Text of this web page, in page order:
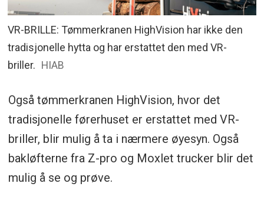
VR-BRILLE: Tømmerkranen HighVision har ikke den
tradisjonelle hytta og har erstattet den med VR-
briller. HIAB
Også tømmerkranen HighVision, hvor det
tradisjonelle førerhuset er erstattet med VR-
briller, blir mulig å ta i nærmere øyesyn. Også
bakløfterne fra Z-pro og Moxlet trucker blir det
mulig å se og prøve.